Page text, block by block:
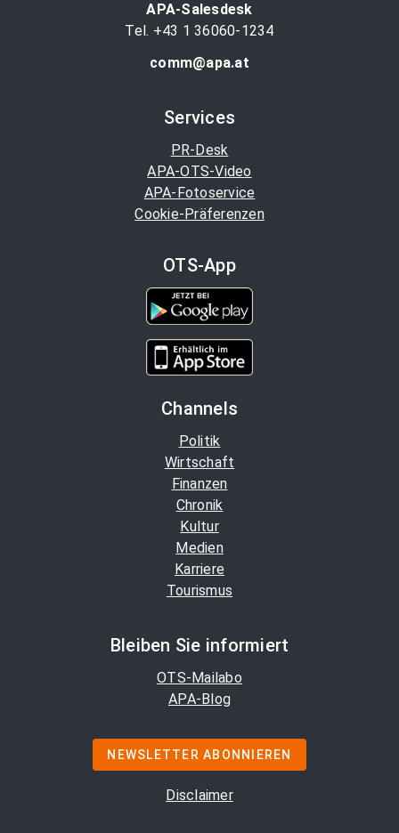
APA-Salesdesk
Tel. +43 1 36060-1234
comm@apa.at
Services
PR-Desk
APA-OTS-Video
APA-Fotoservice
Cookie-Präferenzen
OTS-App
Channels
Politik
Wirtschaft
Finanzen
Chronik
Kultur
Medien
Karriere
Tourismus
Bleiben Sie informiert
OTS-Mailabo
APA-Blog
NEWSLETTER ABONNIEREN
Disclaimer